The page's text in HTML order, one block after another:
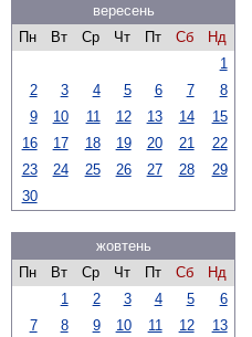
вересень
Пн
Вт Ср Чт Пт Сб
Нд
1
2
3 4 5 6 7
8
9
10 11 12 13 14
15
16
17 18 19 20 21
22
23
24 25 26 27 28
29
30
жовтень
Пн
Вт Ср Чт Пт Сб
Нд
1
2 3 4 5
6
7
8 9 10 11 12
13